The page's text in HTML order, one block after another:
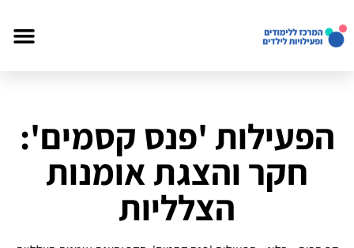
הפעילות 'פנס קסמים':
חקר והצגת אומנות
הצלליות